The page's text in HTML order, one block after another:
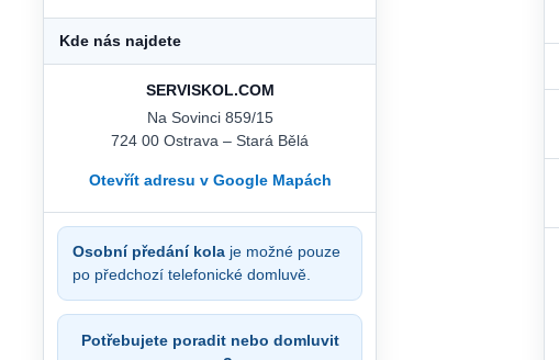
Kde nás najdete
SERVISKOL.COM
Na Sovinci 859/15
724 00 Ostrava – Stará Bělá
Otevřít adresu v Google Mapách
Osobní předání kola je možné pouze
po předchozí telefonické domluvě.
Potřebujete poradit nebo domluvit